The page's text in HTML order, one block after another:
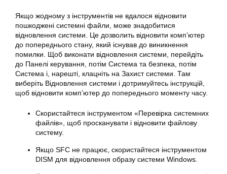
Якщо жодному з інструментів не вдалося відновити
пошкоджені системні файли, може знадобитися
відновлення системи. Це дозволить відновити комп’ютер
до попереднього стану, який існував до виникнення
помилки . Щоб виконати відновлення системи, перейдіть
до Панелі керування, потім Система та безпека, потім
Система і, нарешті, клацніть на Захист системи. Там
виберіть Відновлення системи і дотримуйтесь інструкцій,
щоб відновити комп’ютер до попереднього моменту часу.
Скористайтеся інструментом «Перевірка системних
файлів», щоб просканувати і відновити файлову
систему.
Якщо SFC не працює, скористайтеся інструментом
DISM для відновлення образу системи Windows